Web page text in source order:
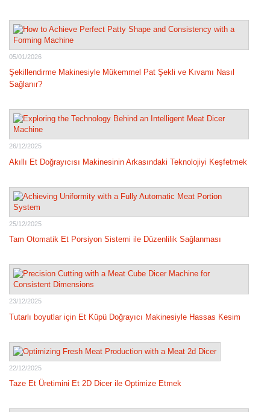
05/01/2026
Şekillendirme Makinesiyle Mükemmel Pat Şekli ve Kıvamı Nasıl
Sağlanır?
26/12/2025
Akıllı Et Doğrayıcısı Makinesinin Arkasındaki Teknolojiyi Keşfetmek
25/12/2025
Tam Otomatik Et Porsiyon Sistemi ile Düzenlilik Sağlanması
23/12/2025
Tutarlı boyutlar için Et Küpü Doğrayıcı Makinesiyle Hassas Kesim
22/12/2025
Taze Et Üretimini Et 2D Dicer ile Optimize Etmek